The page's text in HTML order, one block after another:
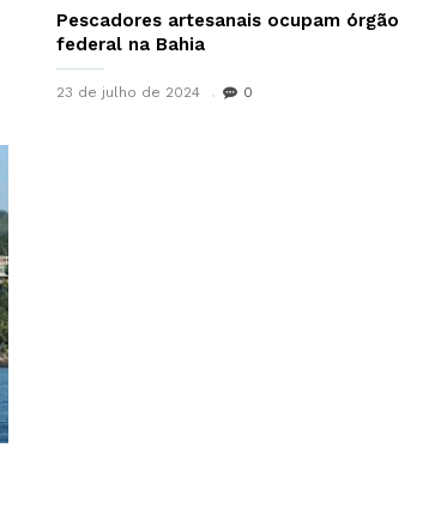
Pescadores artesanais ocupam órgão
federal na Bahia
23 de julho de 2024 0